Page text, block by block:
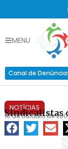
MENU
Canal de
NOTÍCIAS
Sindicalistas
18 de outubro de